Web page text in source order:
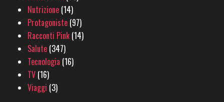
Nutrizione (14)
Protagoniste (97)
Racconti Pink (14)
Salute (347)
Tecnologia (16)
TV (16)
Viaggi (3)